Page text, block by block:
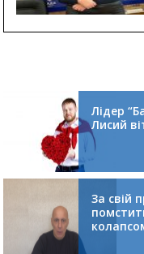
Лідер
Лисий
За свій